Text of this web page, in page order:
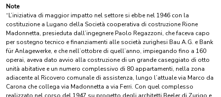
Note
“L’iniziativa di maggior impatto nel settore si ebbe nel 1946 con la
costituzione a Lugano della Società cooperativa di costruzione Rione
Madonnetta, presieduta dall’ingegnere Paolo Regazzoni, che faceva capo
per sostegno tecnico e finanziamenti alle società zurighesi Bau A.G. e Bank
für Anlagewerke, e che nell’ottobre di quell’anno, impiegando fino a 160
operai, aveva dato avvio alla costruzione di un grande caseggiato di otto
unità abitative e un numero complessivo di 80 appartamenti, nella zona
adiacente al Ricovero comunale di assistenza, lungo l’attuale via Marco da
Carona che collega via Madonnetta a via Ferri. Con quel complesso